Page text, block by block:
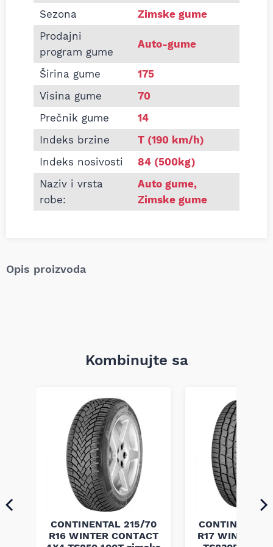
Sezona
Zimske gume
Prodajni
program gume
Auto-gume
Širina gume
175
Visina gume
70
Prečnik gume
14
Indeks brzine
T (190 km/h)
Indeks nosivosti
84 (500kg)
Naziv i vrsta
robe:
Auto gume,
Zimske gume
Opis proizvoda
Kombinujte sa
CONTINENTAL 215/70
R16 WINTER CONTACT
R17 WINTER